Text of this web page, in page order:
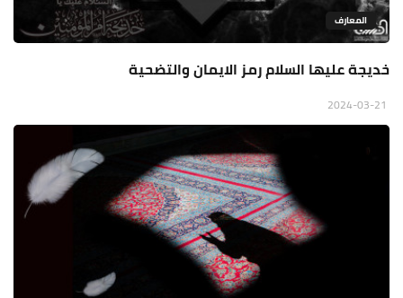
المعارف
خديجة عليها السلام رمز الايمان والتضحية